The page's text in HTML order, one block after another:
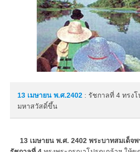
13 เมษายน พ.ศ.2402 : รัชกาลที่ 4 ทรง
มหาสวัสดิ์ขึ้น
13 เมษายน พ.ศ. 2402 พระบาทสมเด็จพ